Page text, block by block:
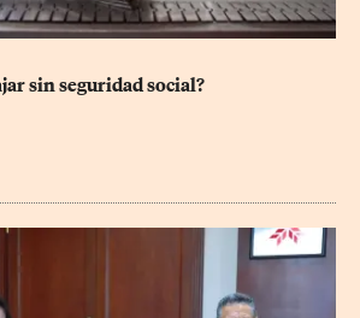
sin seguridad social?